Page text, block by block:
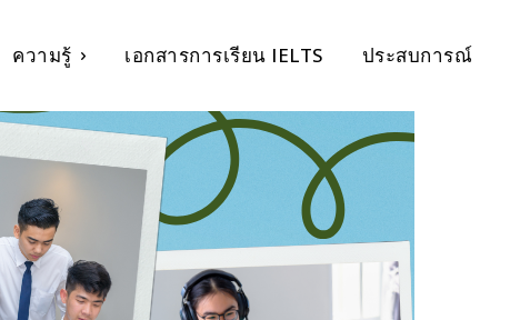
ความรู้ เอกสารการเรียน IELTS ประสบการณ์